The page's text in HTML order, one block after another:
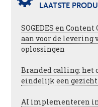
LAATSTE
SOGEDES en
aan voor de levering
oplossingen
Branded calling:
eindelijk een gezicht
AI implementeren in